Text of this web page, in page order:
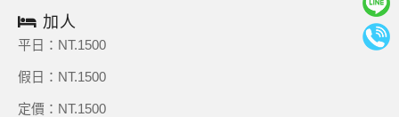
加人
平日：NT.1500
假日：NT.1500
定價：NT.1500